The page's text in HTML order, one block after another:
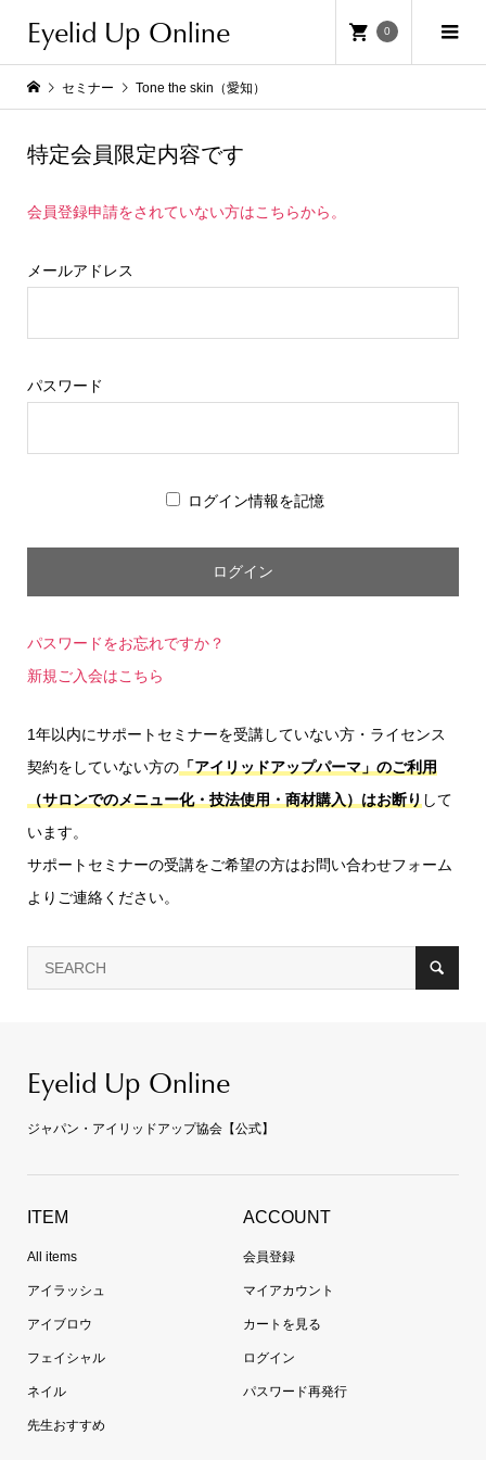
Eyelid Up Online 0
セミナー Tone the skin（愛知）
特定会員限定内容です
会員登録申請をされていない方はこちらから。
メールアドレス
パスワード
ログイン情報を記憶
パスワードをお忘れですか？
新規ご入会はこちら
1年以内にサポートセミナーを受講していない方・ライセンス
契約をしていない方の「アイリッドアップパーマ」のご利用
（サロンでのメニュー化・技法使用・商材購入）はお断り して
います。
サポートセミナーの受講をご希望の方はお問い合わせフォーム
よりご連絡ください。
Eyelid Up Online
ジャパン・アイリッドアップ協会【公式】
ITEM
All items
アイラッシュ
アイブロウ
フェイシャル
ネイル
先生おすすめ
ACCOUNT
会員登録
マイアカウント
カートを見る
ログイン
パスワード再発行